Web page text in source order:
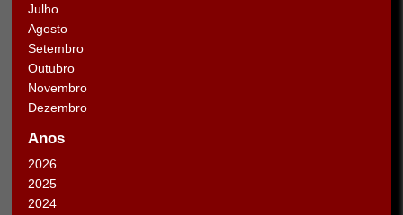
Julho
Agosto
Setembro
Outubro
Novembro
Dezembro
Anos
2026
2025
2024